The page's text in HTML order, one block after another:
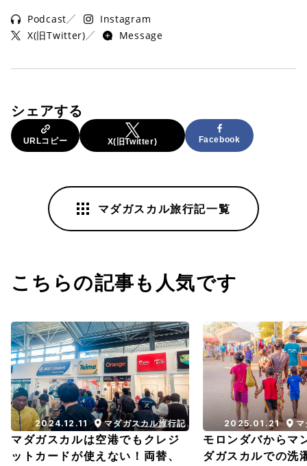
Podcast
Instagram
X(旧Twitter)
Message
シェアする
URLコピー X(旧Twitter) Facebook
マダガスカル旅行記一覧
こちらの記事も人気です
2024.12.11 マダガスカル旅行記
マダガスカルは空港でもクレジ
ットカードが使えない！両替、
2025.01.21
モロンダバからマ
ダガスカルでの洗